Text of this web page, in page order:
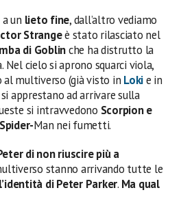
un lieto fine, dall’altro vediamo
Strangeè stato rilasciato nel
di Goblinche ha distrutto la
Nel cielo si aprono squarci viola,
multiverso (già visto in Lokie in
apprestano ad arrivare sulla
si intravvedono Scorpion e
Man nei fumetti.
di non riuscire più a
stanno arrivando tutte le
l’identità di Peter Parker. Ma qual